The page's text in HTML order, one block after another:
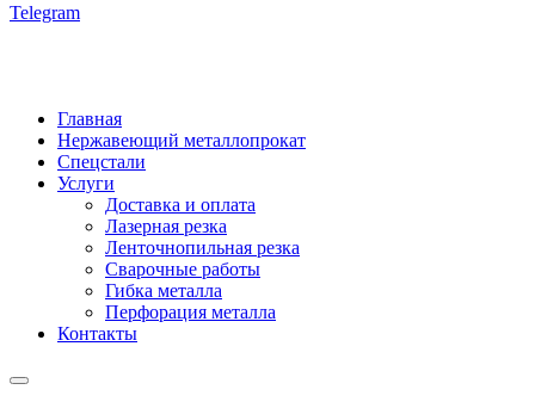
Telegram
Главная
Нержавеющий металлопрокат
Спецстали
Услуги
Доставка и оплата
Лазерная резка
Ленточнопильная резка
Сварочные работы
Гибка металла
Перфорация металла
Контакты